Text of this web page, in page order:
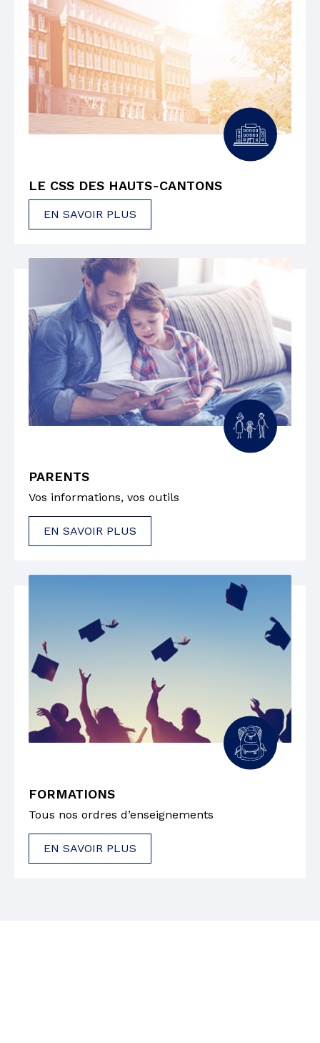
LE CSS DES HAUTS-CANTONS
EN SAVOIR PLUS
PARENTS
Vos informations, vos outils
EN SAVOIR PLUS
FORMATIONS
Tous nos ordres d’enseignements
EN SAVOIR PLUS